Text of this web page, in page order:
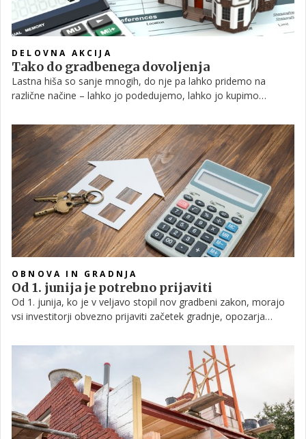
DELOVNA AKCIJA
Tako do gradbenega dovoljenja
Lastna hiša so sanje mnogih, do nje pa lahko pridemo na
različne načine – lahko jo podedujemo, lahko jo kupimo
sezidamo. Če smo se odločili za slednje, potem potrebujemo
kar nekaj dokumentov in dokazil, preden se lahko lotimo
gradnje.
OBNOVA IN GRADNJA
Od 1. junija je potrebno prijaviti
Od 1. junija, ko je v veljavo stopil nov gradbeni zakon, morajo
vsi investitorji obvezno prijaviti začetek gradnje, opozarja